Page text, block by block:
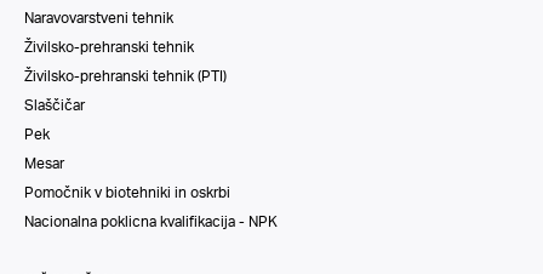
Naravovarstveni tehnik
Živilsko-prehranski tehnik
Živilsko-prehranski tehnik (PTI)
Slaščičar
Pek
Mesar
Pomočnik v biotehniki in oskrbi
Nacionalna poklicna kvalifikacija - NPK